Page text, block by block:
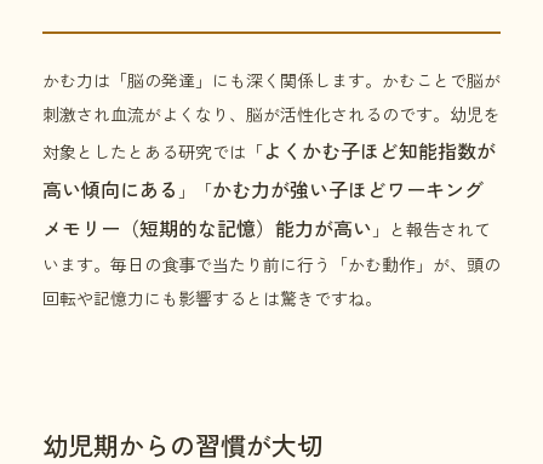
かむ力は「脳の発達」にも深く関係します。かむことで脳が
刺激され血流がよくなり、脳が活性化されるのです。幼児を
対象としたとある研究では「よくかむ子ほど知能指数が
高い傾向にある 」「かむ力が強い子ほどワーキング
メモリー（短期的な記憶）能力が高い 」と報告されて
います。毎日の食事で当たり前に行う「かむ動作」が、頭の
回転や記憶力にも影響するとは驚きですね。
幼児期からの習慣が大切